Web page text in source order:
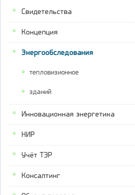
Свидетельства
Концепция
Энергообследования
тепловизионное
зданий
Инновационная энергетика
НИР
Учёт ТЭР
Консалтинг